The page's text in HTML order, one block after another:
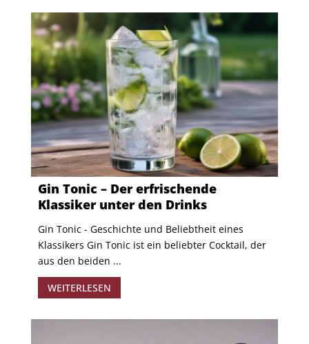
Gin Tonic – Der erfrischende
Klassiker unter den Drinks
Gin Tonic - Geschichte und Beliebtheit eines
Klassikers Gin Tonic ist ein beliebter Cocktail, der
aus den beiden ...
WEITERLESEN